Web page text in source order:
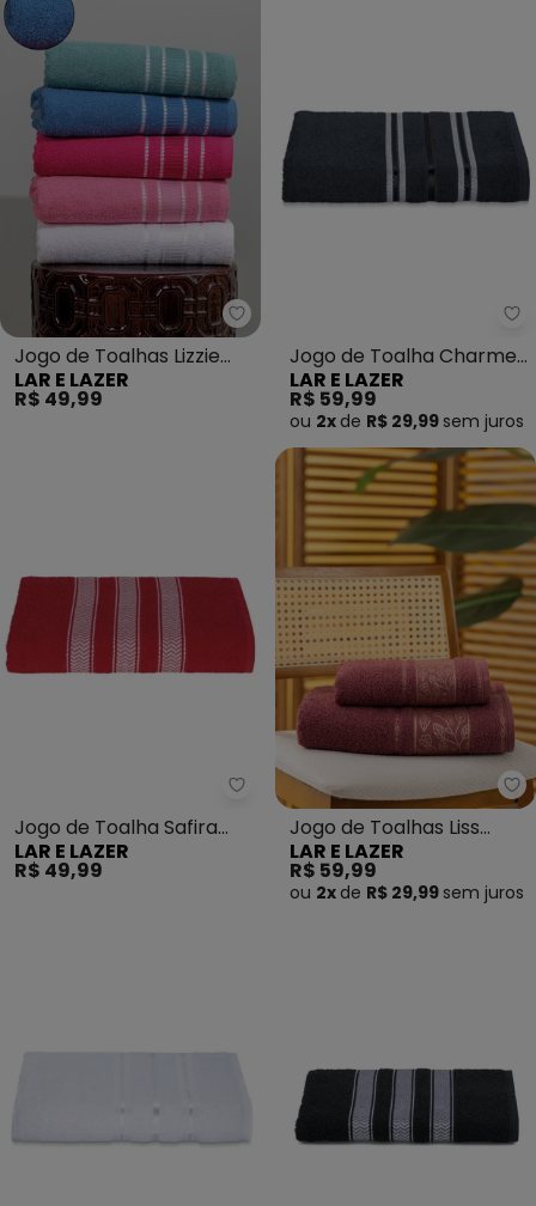
Lar e Lazer - Jogo de Toalhas
Jogo de Toalhas Lizzie
(Azul Berlin) 2 Peças
LAR E LAZER
R$ 49,99
Jogo de Toalha Charme
(Preta) 2 Peças
LAR E LAZER
R$ 59,99
ou 2x de R$ 29,99 sem juros
Lar e Lazer - Jogo de Toalha
Jogo de Toalha Safira
(Vermelha) 2 Peças
LAR E LAZER
R$ 49,99
Jogo de Toalhas Liss
(Bordô) 2 Peças
LAR E LAZER
R$ 59,99
ou 2x de R$ 29,99 sem juros